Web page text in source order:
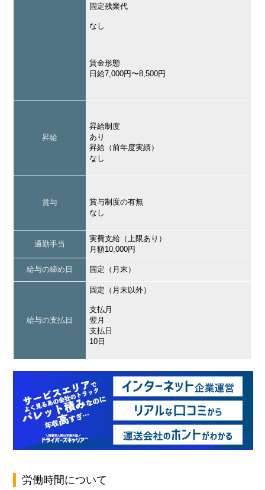
固定残業代
なし
賃金形態
日給7,000円〜8,500円
昇給
昇給制度
あり
昇給（前年度実績）
なし
賞与
賞与制度の有無
なし
通勤手当
実費支給（上限あり）
月額10,000円
給与の締め日 固定（月末）
給与の支払日
固定（月末以外）
支払月
翌月
支払日
10日
労働時間について